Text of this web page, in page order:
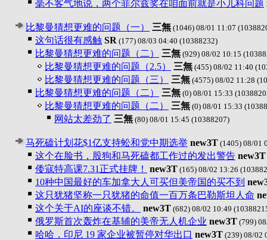
毫不客气地说，两个菲尔兹奖在咱面前就是小儿科问题
比黎曼猜想更难的问题（一） 三無 (1046) 08/01 11:07
这句话很有感触 SR (177) 08/03 04:40 (10388232)
比黎曼猜想更难的问题（二） 三無 (929) 08/02 10:15
比黎曼猜想更难的问题（2.5） 三無 (455) 08/02 11:40
比黎曼猜想更难的问题（三） 三無 (4575) 08/02 11:28
比黎曼猜想更难的问题（二） 三無 (0) 08/01 15:33
比黎曼猜想更难的问题（二） 三無 (0) 08/01 15:33
网站太差劲了 三無 (80) 08/01 15:45 (10388207)
马死磕计划花$1亿支持蚣和党中期选举 new3T (1405) 08/01
这个在脸书，股狗和马死磕都工作过的发出警告 new3T
倭寇特高课7.31正式挂牌！ new3T (165) 08/02 13:26
10种中国最好的车加拿大人可买但美帝国的买不到
这只犹猪坚称一只犹猪的命值一百万条巴勒斯坦人命
这个关于AI的座谈不错。
new3T (682) 08/02 10:49
俄罗斯首次轰炸在基辅的美帝无人机企业 new3T (799)
哈哈，印尼 19 家企业被暂停对华出口 new3T (239) 08/02